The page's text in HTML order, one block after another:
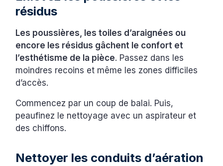
résidus
Les poussières, les toiles d’araignées ou
encore les résidus gâchent le confort et
l’esthétisme de la pièce. Passez dans les
moindres recoins et même les zones difficiles
d’accès.
Commencez par un coup de balai. Puis,
peaufinez le nettoyage avec un aspirateur et
des chiffons.
Nettoyer les conduits d’aération